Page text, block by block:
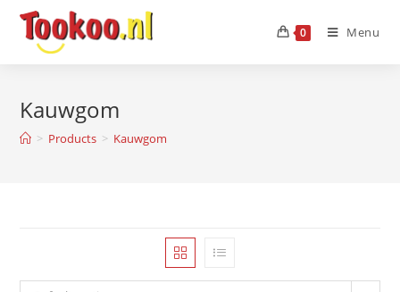
0 Menu
Kauwgom
> Products > Kauwgom